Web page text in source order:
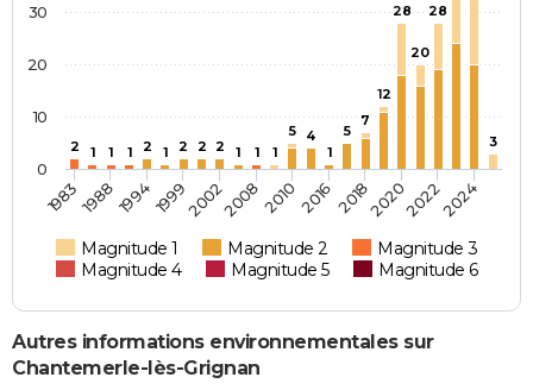
2 1 1 1 2 1 2 2 2 1 1 1
5
4
1
5
7
12
28
20
28
3
Magnitude 1 Magnitude 2
Magnitude 3
Magnitude 4
Magnitude 5 Magnitude 6
198319881994199920022008201020162018202020222024
0
10
20
30
Autres informations environnementales sur
Chantemerle-lès-Grignan